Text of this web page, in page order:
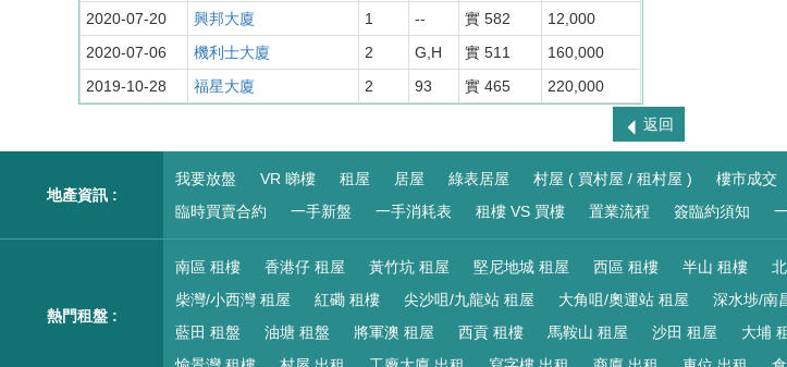
2020-07-20
興邦大廈 1 -- 實 582
12,000
2020-07-06
機利士大廈 2 G,H 實 511
160,000
2019-10-28
福星大廈 2 93 實 465 220,000
返回
地產資訊 :
我要放盤 VR 睇樓 租屋 居屋 綠表居屋 村屋 ( 買村屋 / 租村屋 ) 樓市成交
臨時買賣合約
一手新盤 一手消耗表 租樓 VS 買樓 置業流程 簽臨約須知
熱門租盤 :
南區 租樓 香港仔 租屋 黃竹坑 租屋 堅尼地城 租屋 西區 租樓 半山 租樓
柴灣/小西灣 租屋
紅磡 租樓 尖沙咀/九龍站 租屋 大角咀/奧運站 租屋 深水埗/南
藍田 租盤
油塘 租盤 將軍澳 租屋 西貢 租樓 馬鞍山 租屋 沙田 租屋 大埔